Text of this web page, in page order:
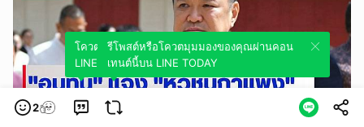
2
โควตมุมมองของคุณผ่านคอนเทนต์นี้บน
LINE TODAY
รีโพสต์หรือโควตมุมมองของคุณผ่านคอน
เทนต์นี้บน LINE TODAY